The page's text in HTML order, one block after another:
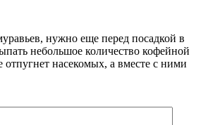
нужно еще перед посадкой в
небольшое количество кофейной
насекомых, а вместе с ними